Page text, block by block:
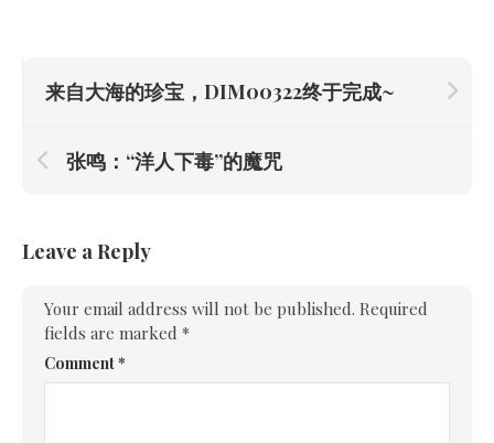
来自大海的珍宝，DIM00322终于完成~
张鸣：“洋人下毒”的魔咒
Leave a Reply
Your email address will not be published. Required
fields are marked *
Comment*